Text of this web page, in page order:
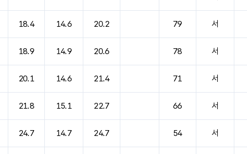
18.4 14.6 20.2 79 서
18.9 14.9 20.6 78 서
20.1 14.6 21.4 71 서
21.8 15.1 22.7 66 서
24.7 14.7 24.7 54 서